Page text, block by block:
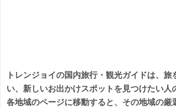
トレンジョイの国内旅行・観光ガイドは、旅
い、新しいお出かけスポットを見つけたい人
各地域のページに移動すると、その地域の厳